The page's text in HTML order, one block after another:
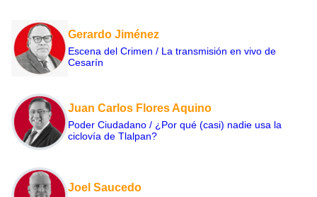
Gerardo Jiménez
Escena del Crimen / La transmisión en vivo de
Cesarín
Juan Carlos Flores Aquino
Poder Ciudadano / ¿Por qué (casi) nadie usa la
ciclovía de Tlalpan?
Joel Saucedo